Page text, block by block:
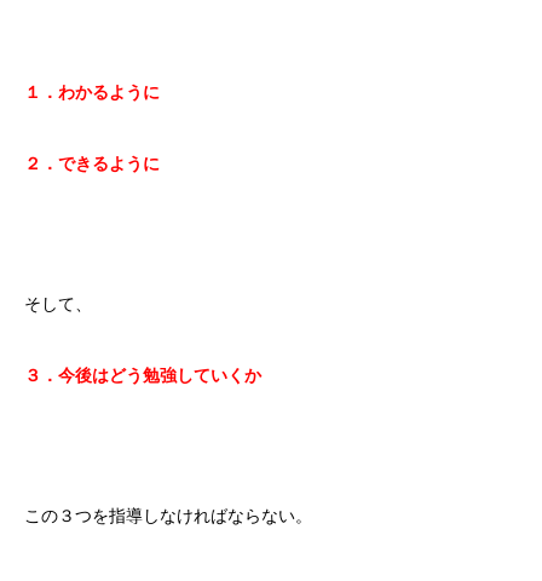
１．わかるように
２．できるように
そして、
３．今後はどう勉強していくか
この３つを指導しなければならない。